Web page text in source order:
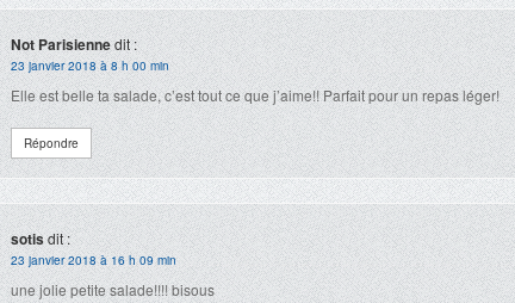
Not Parisiennedit :
23 janvier 2018 à 8 h 00 min
Elle est belle ta salade, c’est tout ce que j’aime!! Parfait pour un repas léger!
Répondre
sotisdit :
23 janvier 2018 à 16 h 09 min
une jolie petite salade!!!! bisous